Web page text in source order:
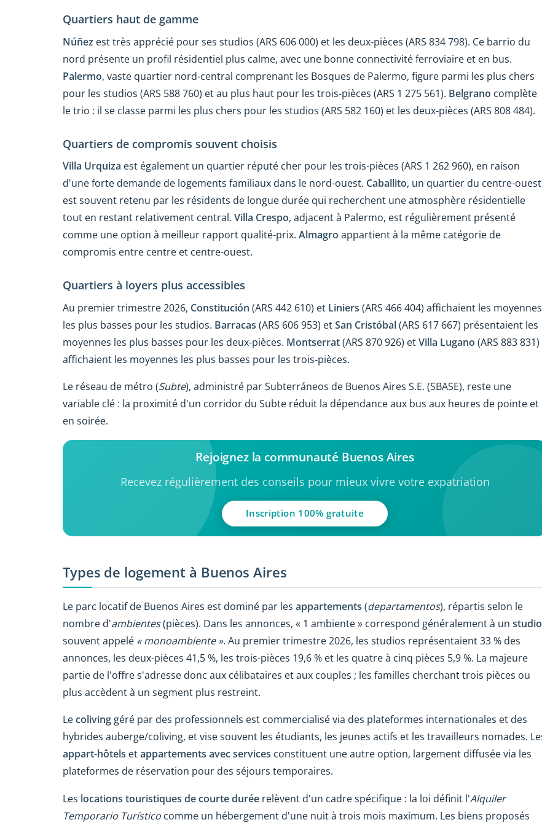
Quartiers haut de gamme
Núñez est très apprécié pour ses studios (ARS 606 000) et les deux-pièces (ARS 834 798). Ce barrio du
nord présente un profil résidentiel plus calme, avec une bonne connectivité ferroviaire et en bus.
Palermo, vaste quartier nord-central comprenant les Bosques de Palermo, figure parmi les plus chers
pour les studios (ARS 588 760) et au plus haut pour les trois-pièces (ARS 1 275 561). Belgrano complète
le trio : il se classe parmi les plus chers pour les studios (ARS 582 160) et les deux-pièces (ARS 808 484).
Quartiers de compromis souvent choisis
Villa Urquiza est également un quartier réputé cher pour les trois-pièces (ARS 1 262 960), en raison
d'une forte demande de logements familiaux dans le nord-ouest. Caballito, un quartier du centre-
est souvent retenu par les résidents de longue durée qui recherchent une atmosphère résidentielle
tout en restant relativement central. Villa Crespo, adjacent à Palermo, est régulièrement présenté
comme une option à meilleur rapport qualité-prix. Almagro appartient à la même catégorie de
compromis entre centre et centre-ouest.
Quartiers à loyers plus accessibles
Au premier trimestre 2026, Constitución (ARS 442 610) et Liniers (ARS 466 404) affichaient les moyennes
les plus basses pour les studios. Barracas (ARS 606 953) etSan Cristóbal(ARS 617 667) présentaient les
moyennes les plus basses pour les deux-pièces. Montserrat(ARS 870 926) etVilla Lugano (ARS 883 831)
affichaient les moyennes les plus basses pour les trois-pièces.
Le réseau de métro (Subte), administré par Subterráneos de Buenos Aires S.E. (SBASE), reste une
variable clé : la proximité d'un corridor du Subte réduit la dépendance aux bus aux heures de pointe et
en soirée.
Rejoignez la communauté Buenos Aires
Recevez régulièrement des conseils pour mieux vivre votre expatriation
Inscription 100% gratuite
Types de logement à Buenos Aires
Le parc locatif de Buenos Aires est dominé par les appartements (departamentos), répartis selon le
nombre d'ambientes(pièces). Dans les annonces, « 1 ambiente » correspond généralement à un studio
souvent appelé « monoambiente ». Au premier trimestre 2026, les studios représentaient 33 % des
annonces, les deux-pièces 41,5 %, les trois-pièces 19,6 % et les quatre à cinq pièces 5,9 %. La majeure
partie de l'offre s'adresse donc aux célibataires et aux couples ; les familles cherchant trois pièces ou
plus accèdent à un segment plus restreint.
Lecoliving géré par des professionnels est commercialisé via des plateformes internationales et des
hybrides auberge/coliving, et vise souvent les étudiants, les jeunes actifs et les travailleurs nomades.
appart-hôtels etappartements avec services constituent une autre option, largement diffusée via les
plateformes de réservation pour des séjours temporaires.
Les locations touristiques de courte durée relèvent d'un cadre spécifique : la loi définit l'Alquiler
Temporario Turístico comme un hébergement d'une nuit à trois mois maximum. Les biens proposés